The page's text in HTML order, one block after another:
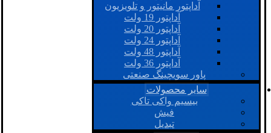
آداپتور مانیتور و تلویزیون
آداپتور 19 ولت
آداپتور 20 ولت
آداپتور 24 ولت
آداپتور 48 ولت
آداپتور 36 ولت
پاور سویچینگ صنعتی
سایر محصولات
بیسیم واکی تاکی
فیش
تبدیل